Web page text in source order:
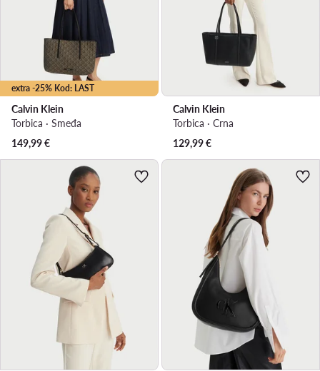
extra -25% Kod: LAST
Calvin Klein
Torbica · Smeđa
149,99€
Calvin Klein
Torbica · Crna
129,99€